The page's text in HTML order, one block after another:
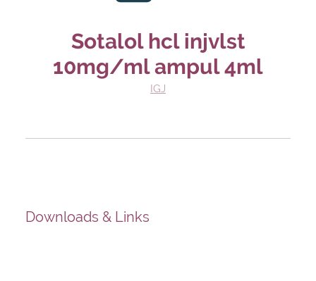
Sotalol hcl injvlst
10mg/ml ampul 4ml
IGJ
Downloads & Links